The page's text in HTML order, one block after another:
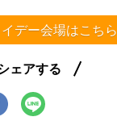
デー会場はこちら
ェアする